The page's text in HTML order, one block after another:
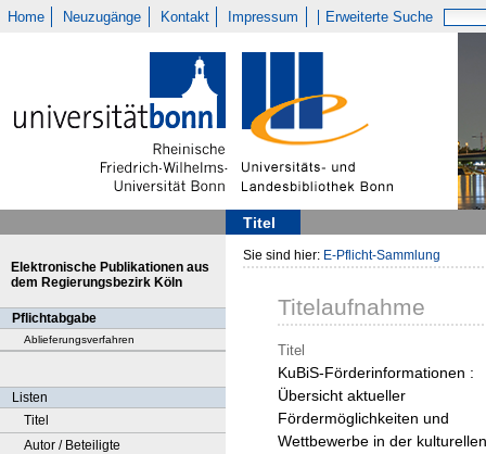
Home Neuzugänge Kontakt Impressum Erweiterte Suche
Titel
Elektronische Publikationen aus
dem Regierungsbezirk Köln
Pflichtabgabe
Ablieferungsverfahren
Listen
Titel
Autor / Beteiligte
Sie sind hier: E-Pflicht-Sammlung
Titelaufnahme
Titel
KuBiS-Förderinformationen :
Übersicht aktueller
Fördermöglichkeiten und
Wettbewerbe in der kulturellen